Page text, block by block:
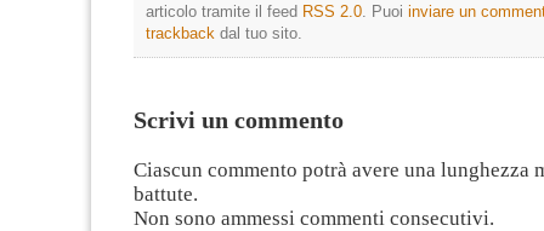
articolo tramite il feed RSS 2.0 . Puoi inviare un
trackback dal tuo sito.
Scrivi un commento
Ciascun commento potrà avere una lunghezza
battute.
Non sono ammessi commenti consecutivi.